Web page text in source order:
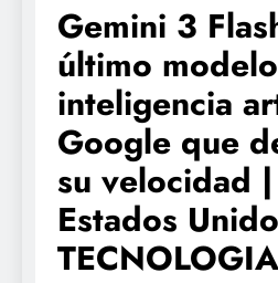
Gemini 3
último
inteligencia
Google que
su velocidad
Estados
TECNOLOGIA